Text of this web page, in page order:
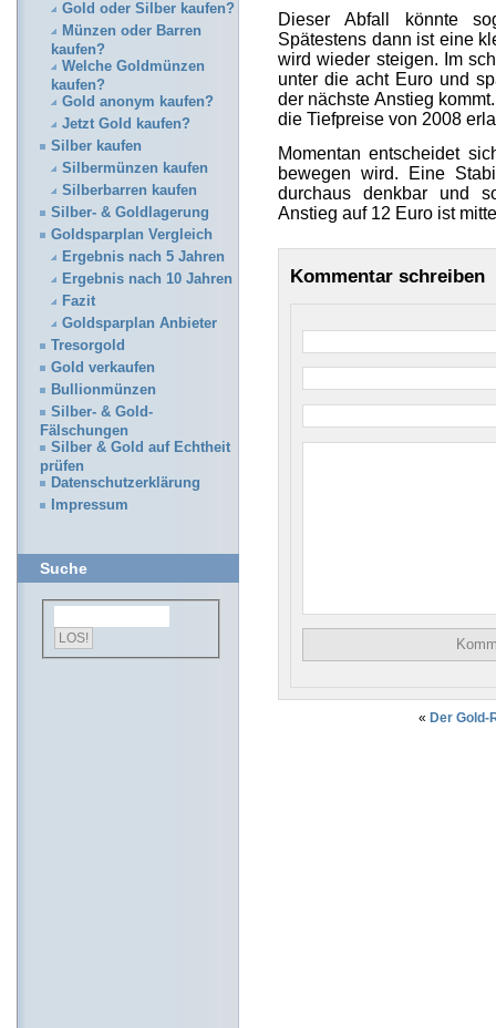
Dieser Abfall könnte
Spätestens dann ist eine
wird wieder steigen. Im
unter die acht Euro und
der nächste Anstieg
die Tiefpreise von 2008
Momentan entscheidet
bewegen wird. Eine
durchaus denkbar und
Anstieg auf 12 Euro ist
Kommentar schreiben
« Der Gold-
Gold oder Silber kaufen?
Münzen oder Barren
kaufen?
Welche Goldmünzen
kaufen?
Gold anonym kaufen?
Jetzt Gold kaufen?
Silber kaufen
Silbermünzen kaufen
Silberbarren kaufen
Silber- & Goldlagerung
Goldsparplan Vergleich
Ergebnis nach 5 Jahren
Ergebnis nach 10 Jahren
Fazit
Goldsparplan Anbieter
Tresorgold
Gold verkaufen
Bullionmünzen
Silber- & Gold-
Fälschungen
Silber & Gold auf Echtheit
prüfen
Datenschutzerklärung
Impressum
Suche